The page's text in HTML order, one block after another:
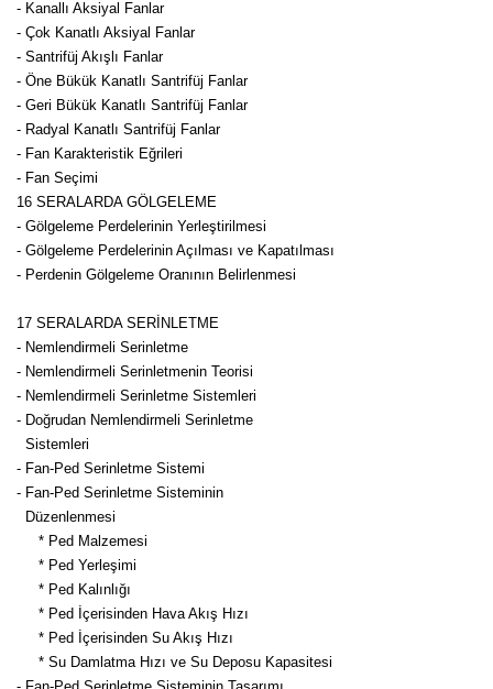
- Kanallı Aksiyal Fanlar
- Çok Kanatlı Aksiyal Fanlar
- Santrifüj Akışlı Fanlar
- Öne Bükük Kanatlı Santrifüj Fanlar
- Geri Bükük Kanatlı Santrifüj Fanlar
- Radyal Kanatlı Santrifüj Fanlar
- Fan Karakteristik Eğrileri
- Fan Seçimi
16 SERALARDA GÖLGELEME
- Gölgeleme Perdelerinin Yerleştirilmesi
- Gölgeleme Perdelerinin Açılması ve Kapatılması
- Perdenin Gölgeleme Oranının Belirlenmesi
17 SERALARDA SERİNLETME
- Nemlendirmeli Serinletme
- Nemlendirmeli Serinletmenin Teorisi
- Nemlendirmeli Serinletme Sistemleri
- Doğrudan Nemlendirmeli Serinletme
Sistemleri
- Fan-Ped Serinletme Sistemi
- Fan-Ped Serinletme Sisteminin
Düzenlenmesi
* Ped Malzemesi
* Ped Yerleşimi
* Ped Kalınlığı
* Ped İçerisinden Hava Akış Hızı
* Ped İçerisinden Su Akış Hızı
* Su Damlatma Hızı ve Su Deposu Kapasitesi